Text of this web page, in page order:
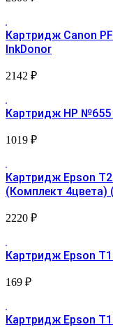
Картридж Canon
InkDonor
2142 ₽
Картридж HP
1019 ₽
Картридж Epson
(Комплект 4цвета)
2220 ₽
Картридж Epson
169 ₽
Картридж Epson